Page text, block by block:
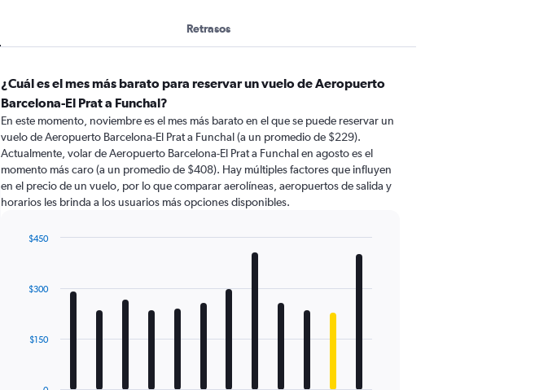
Retrasos
¿Cuál es el mes más barato para reservar un vuelo de Aeropuerto
Barcelona-El Prat a Funchal?
En este momento, noviembre es el mes más barato en el que se puede reservar un
vuelo de Aeropuerto Barcelona-El Prat a Funchal (a un promedio de $229).
Actualmente, volar de Aeropuerto Barcelona-El Prat a Funchal en agosto es el
momento más caro (a un promedio de $408). Hay múltiples factores que influyen
en el precio de un vuelo, por lo que comparar aerolíneas, aeropuertos de salida y
horarios les brinda a los usuarios más opciones disponibles.
12
The
$150
$300
$450